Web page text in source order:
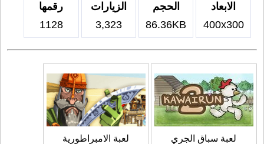
الابعاد
400x300
الحجم
86.36KB
الزيارات
3,323
رقمها
1128
لعبة سباق الجري لعبة الامبراطورية